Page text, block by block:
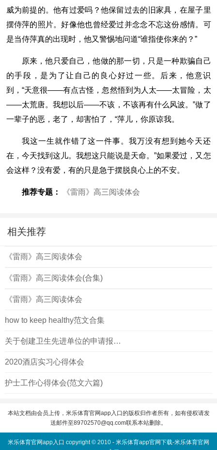
威为前提的。他有过爱吗？他保留过去的旧家具，在屋子里
摆侍萍的照片。好像他也曾经爱过并念念不忘这份感情。可
是当侍萍真的出现时，他又警惕地问道“谁指使你来的？”
原来，他只爱自己，他做的那一切，只是一种欺骗自己
的手段，是为了让自己的良心好过一些。后来，他意识
到，“天意很――有点古怪，忽然悟到为人太――太冒险，太
――太荒唐。我想以后――不该，不该再有什么风波。”做了
一辈子的恶，老了，却害怕了，“萍儿，你原谅我。
我这一生就作错了这一件事。我万没有想到她今天还
在，今天找到这儿。我想这只能说是天命。”如果爱过，又怎
会这样？没有爱，有的只是急于摆脱良心上的不安。
推荐专题： 《雷雨》高三阅读体会
相关推荐
《雷雨》高三阅读体会
《雷雨》高三阅读体会(合集)
《雷雨》高三阅读体会
how to keep healthy范文合集
关于创建卫生先进单位的申请报告(正)
2020酒店实习心得体会
护士工作心得体会(范文六篇)
本站文档由会员上传，米乐体育官网app入口的版权归作者所有，如有侵权请发
送邮件至89702570@qq.com联系本站删除。
米乐体育官网app入口 copyright © 2010 - 米乐体育app官网下载-米乐体育官网